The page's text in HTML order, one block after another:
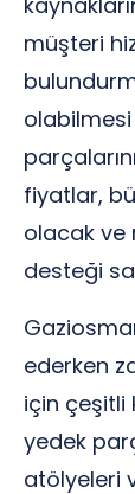
müşteri
fiyatlar,
olacak ve
desteği
ederken
için çeşitli
yedek
atölyeleri